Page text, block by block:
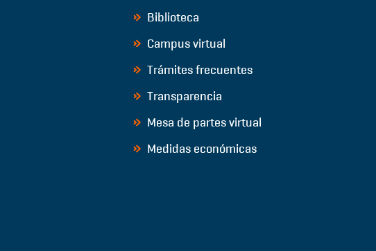
Biblioteca
Campus virtual
Trámites frecuentes
Transparencia
Mesa de partes virtual
Medidas económicas